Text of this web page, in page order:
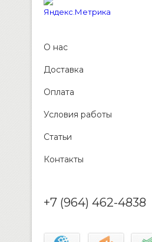
О нас
Доставка
Оплата
Условия работы
Статьи
Контакты
+7 (964) 462-4838